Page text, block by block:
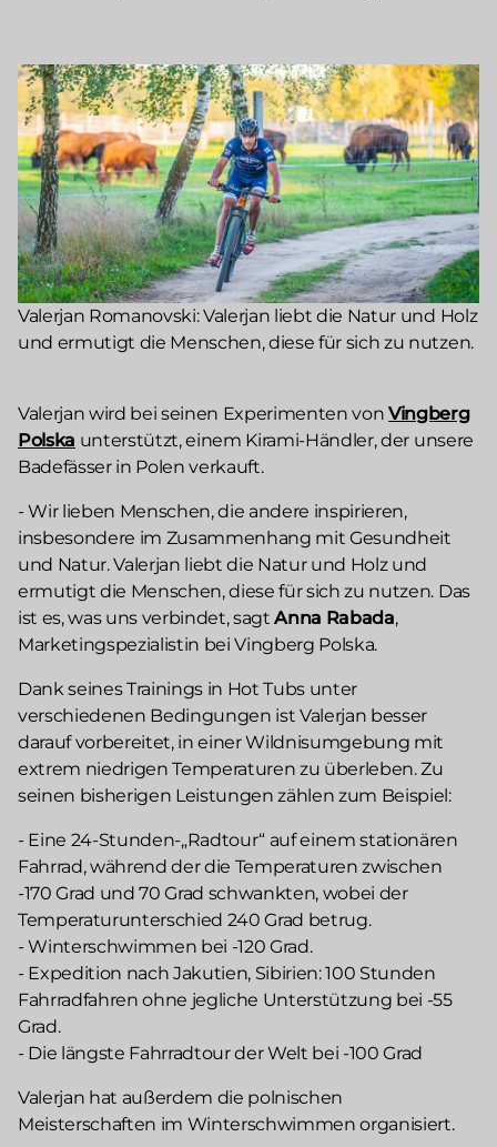
Valerjan Romanovski: Valerjan liebt die Natur und Holz
und ermutigt die Menschen, diese für sich zu nutzen.
Valerjan wird bei seinen Experimenten vonVingberg
Polska unterstützt, einem Kirami-Händler, der unsere
Badefässer in Polen verkauft.
- Wir lieben Menschen, die andere inspirieren,
insbesondere im Zusammenhang mit Gesundheit
und Natur. Valerjan liebt die Natur und Holz und
ermutigt die Menschen, diese für sich zu nutzen. Das
ist es, was uns verbindet, sagtAnna Rabada,
Marketingspezialistin bei Vingberg Polska.
Dank seines Trainings in Hot Tubs unter
verschiedenen Bedingungen ist Valerjan besser
darauf vorbereitet, in einer Wildnisumgebung mit
extrem niedrigen Temperaturen zu überleben. Zu
seinen bisherigen Leistungen zählen zum Beispiel:
- Eine 24-Stunden-„Radtour“ auf einem stationären
Fahrrad, während der die Temperaturen zwischen
-170 Grad und 70 Grad schwankten, wobei der
Temperaturunterschied 240 Grad betrug.
- Winterschwimmen bei -120 Grad.
- Expedition nach Jakutien, Sibirien: 100 Stunden
Fahrradfahren ohne jegliche Unterstützung bei -55
Grad.
- Die längste Fahrradtour der Welt bei -100 Grad
Valerjan hat außerdem die polnischen
Meisterschaften im Winterschwimmen organisiert.